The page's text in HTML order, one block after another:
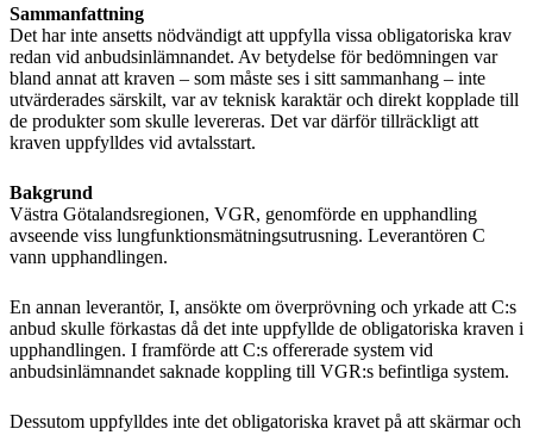
Sammanfattning
Det har inte ansetts nödvändigt att uppfylla vissa obligatoriska krav
redan vid anbudsinlämnandet. Av betydelse för bedömningen var
bland annat att kraven – som måste ses i sitt sammanhang – inte
utvärderades särskilt, var av teknisk karaktär och direkt kopplade till
de produkter som skulle levereras. Det var därför tillräckligt att
kraven uppfylldes vid avtalsstart.
Bakgrund
Västra Götalandsregionen, VGR, genomförde en upphandling
avseende viss lungfunktionsmätningsutrusning. Leverantören C
vann upphandlingen.
En annan leverantör, I, ansökte om överprövning och yrkade att C:s
anbud skulle förkastas då det inte uppfyllde de obligatoriska kraven i
upphandlingen. I framförde att C:s offererade system vid
anbudsinlämnandet saknade koppling till VGR:s befintliga system.
Dessutom uppfylldes inte det obligatoriska kravet på att skärmar och